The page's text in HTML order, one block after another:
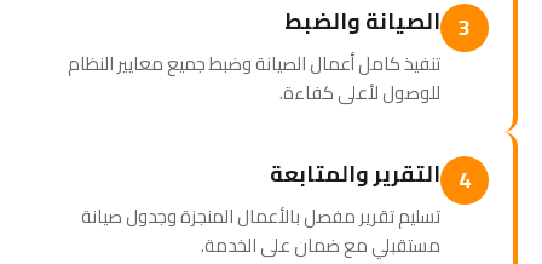
3 الصيانة والضبط
تنفيذ كامل أعمال الصيانة وضبط جميع معايير النظام
للوصول لأعلى كفاءة.
4 التقرير والمتابعة
تسليم تقرير مفصل بالأعمال المنجزة وجدول صيانة
مستقبلي مع ضمان على الخدمة.